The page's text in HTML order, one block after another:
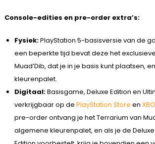
Console-edities en pre-order extra’s:
Fysiek:PlayStation 5-basisversie van de
een beperkte tijd bevat deze het
Muad’Dib, dat je in je basis kunt plaatsen,
kleurenpalet.
Digitaal:Basisgame, Deluxe Edition en
verkrijgbaar op de PlayStation Store en
pre-order ontvang je het Terrarium van
algemene kleurenpalet, en als je de